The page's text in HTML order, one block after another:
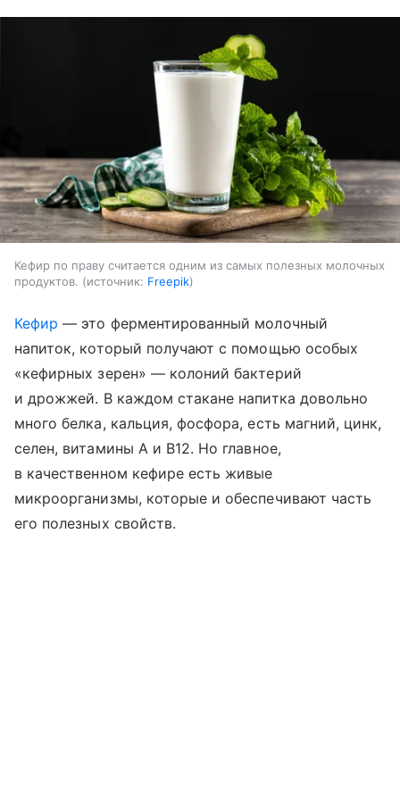
Кефир по праву считается одним из самых полезных молочных
продуктов.
источник: Freepik
Кефир — это ферментированный молочный
напиток, который получают с помощью особых
«кефирных зерен» — колоний бактерий
и дрожжей. В каждом стакане напитка довольно
много белка, кальция, фосфора, есть магний, цинк,
селен, витамины A и B12. Но главное,
в качественном кефире есть живые
микроорганизмы, которые и обеспечивают часть
его полезных свойств.